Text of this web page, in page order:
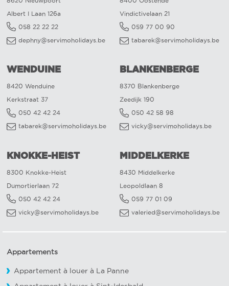
Albert I Laan 126a
058 22 22 22
dephny@servimoholidays.be
Vindictivelaan 21
059 77 00 90
tabarek@servimoholidays.be
WENDUINE
8420 Wenduine
Kerkstraat 37
050 42 42 24
tabarek@servimoholidays.be
BLANKENBERGE
8370 Blankenberge
Zeedijk 190
050 42 58 98
vicky@servimoholidays.be
KNOKKE-HEIST
8300 Knokke-Heist
Dumortierlaan 72
050 42 42 24
vicky@servimoholidays.be
MIDDELKERKE
8430 Middelkerke
Leopoldlaan 8
059 77 01 09
valeried@servimoholidays.be
Appartements
Appartement à louer à La Panne